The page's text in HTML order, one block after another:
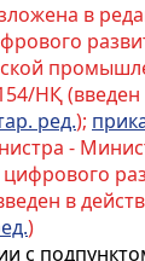
в
НҚ (введен
ред.);
-
цифрового
в
)
с